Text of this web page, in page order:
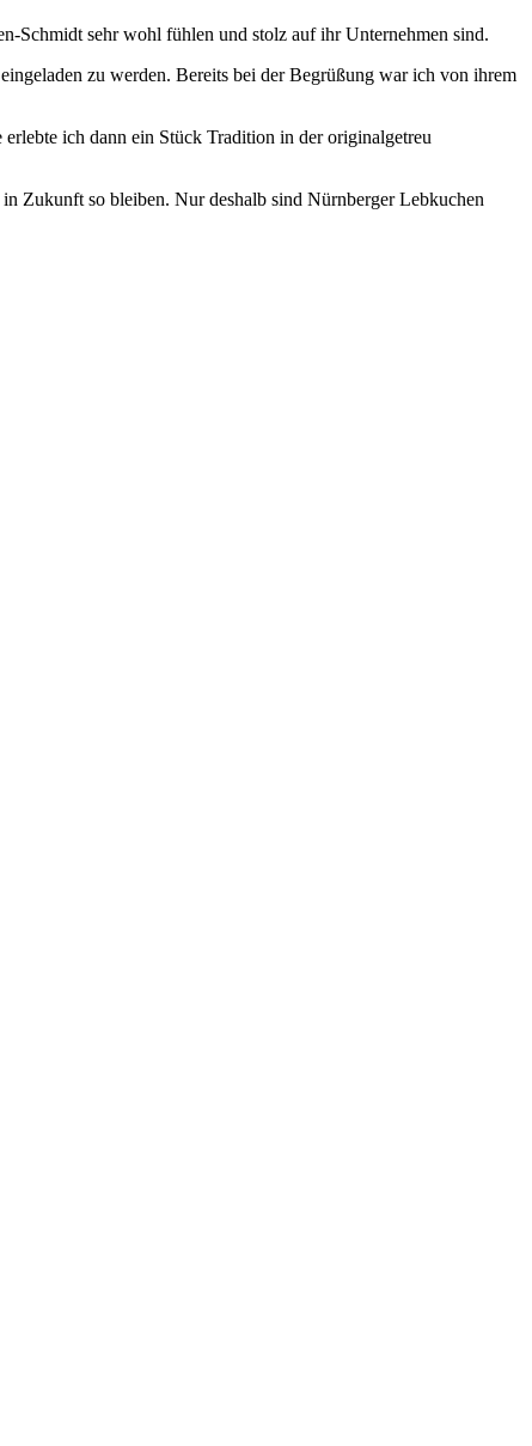
Schmidt sehr wohl fühlen und stolz auf ihr Unternehmen sind.
zu werden. Bereits bei der Begrüßung war ich von ihrem
ich dann ein Stück Tradition in der originalgetreu
Zukunft so bleiben. Nur deshalb sind Nürnberger Lebkuchen